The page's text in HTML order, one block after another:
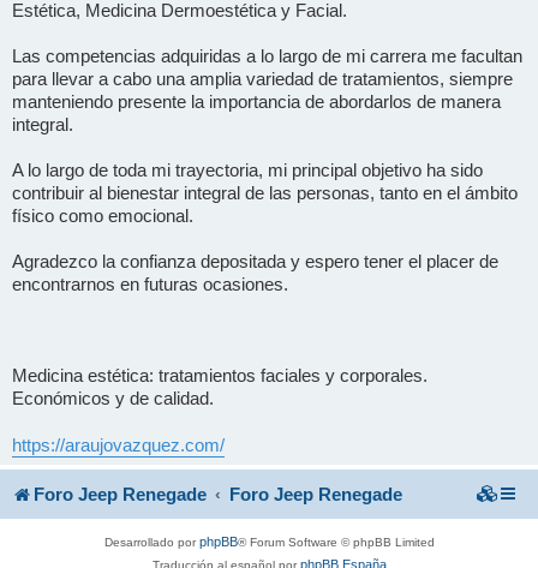
Estética, Medicina Dermoestética y Facial.
Las competencias adquiridas a lo largo de mi carrera me facultan
para llevar a cabo una amplia variedad de tratamientos, siempre
manteniendo presente la importancia de abordarlos de manera
integral.
A lo largo de toda mi trayectoria, mi principal objetivo ha sido
contribuir al bienestar integral de las personas, tanto en el ámbito
físico como emocional.
Agradezco la confianza depositada y espero tener el placer de
encontrarnos en futuras ocasiones.
Medicina estética: tratamientos faciales y corporales.
Económicos y de calidad.
https://araujovazquez.com/
Foro Jeep Renegade Foro Jeep Renegade
Desarrollado porphpBB® Forum Software © phpBB Limited
Traducción al español porphpBB España